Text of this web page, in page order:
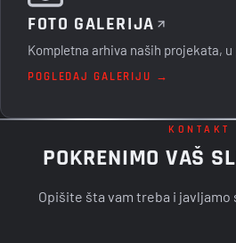
FOTO GALERIJA
Kompletna arhiva naših projekata,
POGLEDAJ GALERIJU →
KONTAKT
POKRENIMO VAŠ
Opišite šta vam treba i javljamo